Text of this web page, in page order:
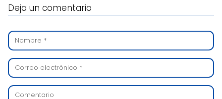
Deja un comentario